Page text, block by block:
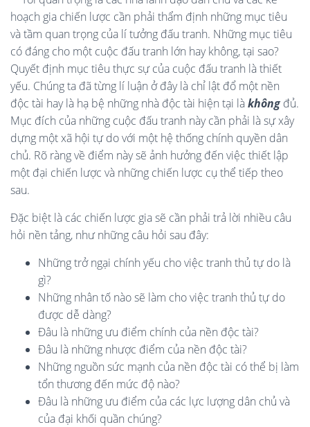
hoạch gia chiến lược cần phải thẩm định những mục tiêu
và tầm quan trọng của lí tưởng đấu tranh. Những mục tiêu
có đáng cho một cuộc đấu tranh lớn hay không, tại sao?
Quyết định mục tiêu thực sự của cuộc đấu tranh là thiết
yếu. Chúng ta đã từng lí luận ở đây là chỉ lật đổ một nền
độc tài hay là hạ bệ những nhà độc tài hiện tại làkhôngđủ.
Mục đích của những cuộc đấu tranh này cần phải là sự xây
dựng một xã hội tự do với một hệ thống chính quyền dân
chủ. Rõ ràng về điểm này sẽ ảnh hưởng đến việc thiết lập
một đại chiến lược và những chiến lược cụ thể tiếp theo
sau.
Đặc biệt là các chiến lược gia sẽ cần phải trả lời nhiều câu
hỏi nền tảng, như những câu hỏi sau đây:
Những trở ngại chính yếu cho việc tranh thủ tự do là
gì?
Những nhân tố nào sẽ làm cho việc tranh thủ tự do
được dễ dàng?
Đâu là những ưu điểm chính của nền độc tài?
Đâu là những nhược điểm của nền độc tài?
Những nguồn sức mạnh của nền độc tài có thể bị làm
tổn thương đến mức độ nào?
Đâu là những ưu điểm của các lực lượng dân chủ và
của đại khối quần chúng?